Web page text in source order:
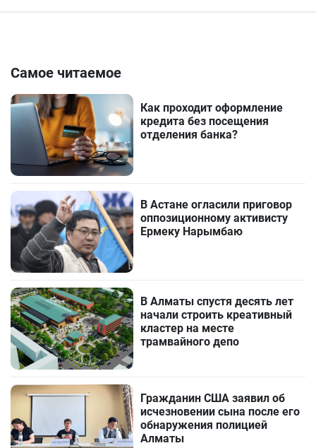
Самое читаемое
Как проходит оформление
кредита без посещения
отделения банка?
В Астане огласили приговор
оппозиционному активисту
Ермеку Нарымбаю
В Алматы спустя десять лет
начали строить креативный
кластер на месте
трамвайного депо
Гражданин США заявил об
исчезновении сына после его
обнаружения полицией
Алматы